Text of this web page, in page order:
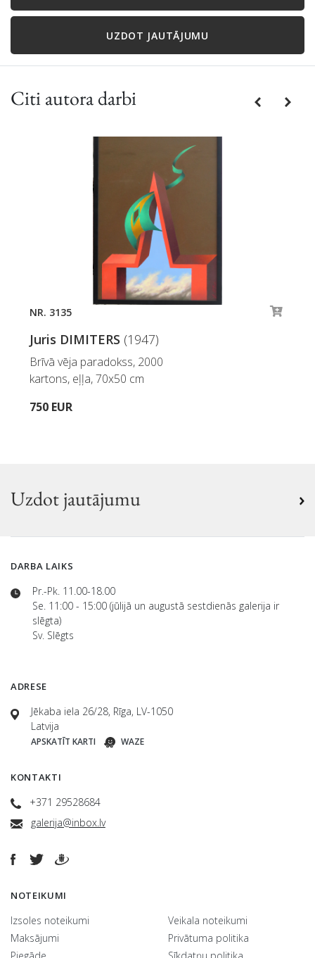
UZDOT JAUTĀJUMU
Citi autora darbi PreviousNext
NR. 3135
Juris DIMITERS (1947)
Brīvā vēja paradokss, 2000
kartons, eļļa, 70x50 cm
750 EUR
Uzdot jautājumu
DARBA LAIKS
Pr.-Pk. 11.00-18.00
Se. 11:00 - 15:00 (jūlijā un augustā sestdienās galerija ir
slēgta)
Sv. Slēgts
ADRESE
Jēkaba iela 26/28, Rīga, LV-1050
Latvija
APSKATĪT KARTI WAZE
KONTAKTI
+371 29528684
galerija@inbox.lv
NOTEIKUMI
Izsoles noteikumi
Maksājumi
Veikala noteikumi
Privātuma politika